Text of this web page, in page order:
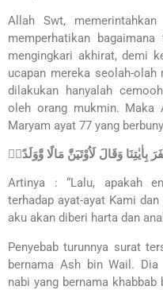
Allah Swt,
memperhatikan
mengingkari akhirat, demi
ucapan mereka seolah-olah
dilakukan hanyalah
oleh orang mukmin. Maka
Maryam ayat 77 yang
بِاٰيٰتِنَا وَقَالَ لَاُوْتَيَنَّ مَالًا وَّوَلَدًاۗ
Artinya : “Lalu, apakah
terhadap ayat-ayat Kami
aku akan diberi harta dan
Penyebab turunnya surat
bernama Ash bin Wail.
nabi yang bernama